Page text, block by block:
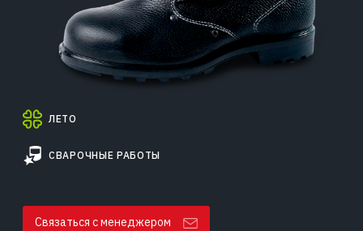
ЛЕТО
СВАРОЧНЫЕ РАБОТЫ
Связаться с менеджером